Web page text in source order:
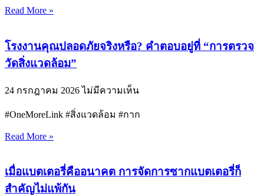
Read More »
โรงงานคุณปลอดภัยจริงหรือ? คำตอบอยู่ที่ “การตรวจ
วัดสิ่งแวดล้อม”
24 กรกฎาคม 2026ไม่มีความเห็น
#OneMoreLink #สิ่งแวดล้อม #กาก
Read More »
เมื่อแบตเตอรี่คืออนาคต การจัดการซากแบตเตอรี่ก็
สำคัญไม่แพ้กัน